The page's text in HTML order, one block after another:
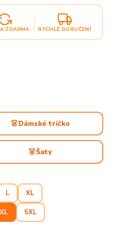
ZDARMA RYCHLÉ DORUČENÍ
👗Dámské tričko
👗Šaty
L XL
5XL